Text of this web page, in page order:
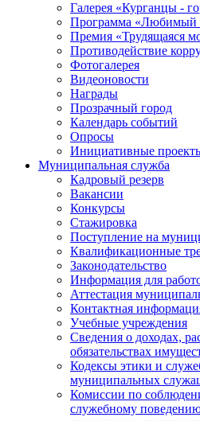
Галерея «Курганцы -
Программа «Любимый
Премия «Трудящаяся
Противодействие
Фотогалерея
Видеоновости
Награды
Прозрачный город
Календарь событий
Опросы
Инициативные
Муниципальная служба
Кадровый резерв
Вакансии
Конкурсы
Стажировка
Поступление на
Квалификационные
Законодательство
Информация для
Аттестация
Контактная
Учебные учреждения
Сведения о доходах,
обязательствах
Кодексы этики и
муниципальных
Комиссии по
служебному